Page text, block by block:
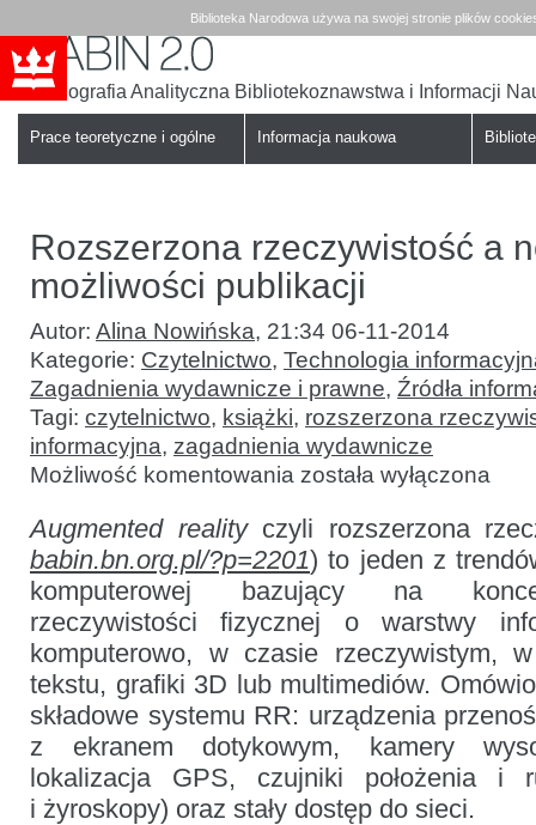
Biblioteka Narodowa używa na swojej stronie plików
Babin
Bibliografia Analityczna Bibliotekoznawstwa i Informacji
Prace teoretyczne i ogólne Informacja naukowa
Rozszerzona rzeczywistość a
możliwości publikacji
Autor: Alina Nowińska, 21:34 06-11-2014
Kategorie: Czytelnictwo, Technologia
Zagadnienia wydawnicze i prawne, Źródła
Tagi: czytelnictwo, książki, rozszerzona
informacyjna, zagadnienia wydawnicze
Możliwość komentowania Rozszerzona
rzeczywistość
możliwości
publikacji
została wyłączona
Augmented realityczyli rozszerzona
babin.bn.org.pl/?p=2201) to jeden z
komputerowej bazujący na
rzeczywistości fizycznej o warstwy
komputerowo, w czasie rzeczywistym,
tekstu, grafiki 3D lub multimediów.
składowe systemu RR: urządzenia
z ekranem dotykowym, kamery
lokalizacja GPS, czujniki położenia i
i żyroskopy) oraz stały dostęp do sieci.